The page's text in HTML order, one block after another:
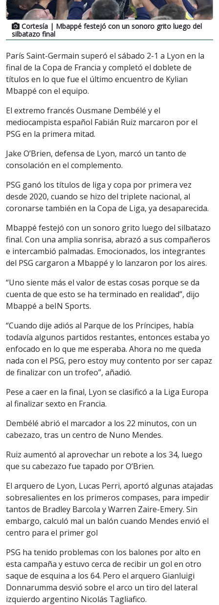
Cortesía | Mbappé festejó con un sonoro grito luego del
silbatazo final
París Saint-Germain superó el sábado 2-1 a Lyon en la
final de la Copa de Francia y completó el doblete de
títulos en lo que fue el último encuentro de Kylian
Mbappé con el equipo.
El extremo francés Ousmane Dembélé y el
mediocampista español Fabián Ruiz marcaron por el
PSG en la primera mitad.
Jake O’Brien, defensa de Lyon, marcó un tanto de
consolación en el complemento.
PSG ganó los títulos de liga y copa por primera vez
desde 2020, cuando se hizo del triplete nacional, al
coronarse también en la Copa de Liga, ya desaparecida.
Mbappé festejó con un sonoro grito luego del silbatazo
final. Con una amplia sonrisa, abrazó a sus compañeros
e intercambió palmadas. Emocionados, los integrantes
del PSG cargaron a Mbappé y lo lanzaron por los aires.
“Uno siente más el valor de estas cosas porque se da
cuenta de que esto se ha terminado en realidad”, dijo
Mbappé a beIN Sports.
“Cuando dije adiós al Parque de los Príncipes, había
todavía algunos partidos restantes, entonces estaba yo
enfocado en lo que me esperaba. Ahora no me queda
nada con el PSG, pero estoy muy contento por ser capaz
de finalizar con un trofeo”, añadió.
Pese a caer en la final, Lyon se clasificó a la Liga Europa
al finalizar sexto en Francia.
Dembélé abrió el marcador a los 22 minutos, con un
cabezazo, tras un centro de Nuno Mendes.
Ruiz aumentó al aprovechar un rebote a los 34, luego
que su cabezazo fue tapado por O’Brien.
El arquero de Lyon, Lucas Perri, aportó algunas atajadas
sobresalientes en los primeros compases, para impedir
tantos de Bradley Barcola y Warren Zaire-Emery. Sin
embargo, calculó mal un balón cuando Mendes envió el
centro para el primer gol
PSG ha tenido problemas con los balones por alto en
esta campaña y estuvo cerca de recibir un gol en otro
saque de esquina a los 64. Pero el arquero Gianluigi
Donnarumma desvió sobre el arco un tiro del lateral
izquierdo argentino Nicolás Tagliafico.